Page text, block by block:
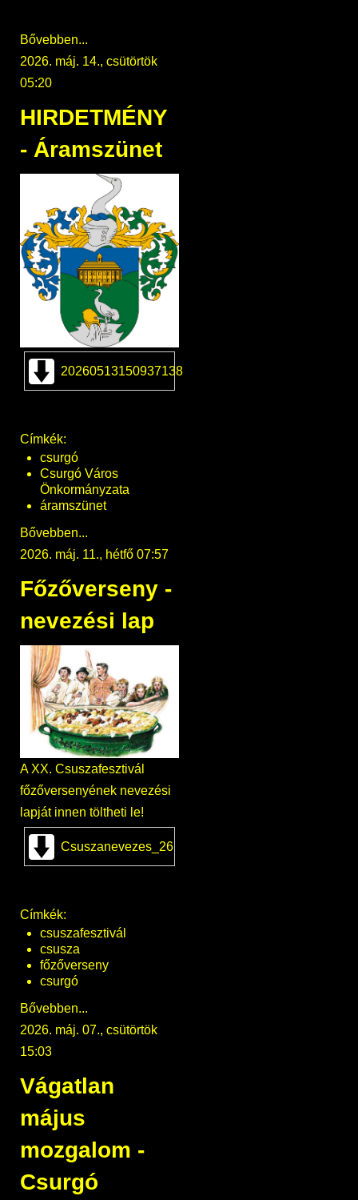
Bővebben...
2026. máj. 14., csütörtök
05:20
HIRDETMÉNY
- Áramszünet
20260513150937138
Címkék:
csurgó
Csurgó Város
Önkormányzata
áramszünet
Bővebben...
2026. máj. 11., hétfő 07:57
Főzőverseny -
nevezési lap
A XX. Csuszafesztivál
főzőversenyének nevezési
lapját innen töltheti le!
Csuszanevezes_26
Címkék:
csuszafesztivál
csusza
főzőverseny
csurgó
Bővebben...
2026. máj. 07., csütörtök
15:03
Vágatlan
május
mozgalom -
Csurgó